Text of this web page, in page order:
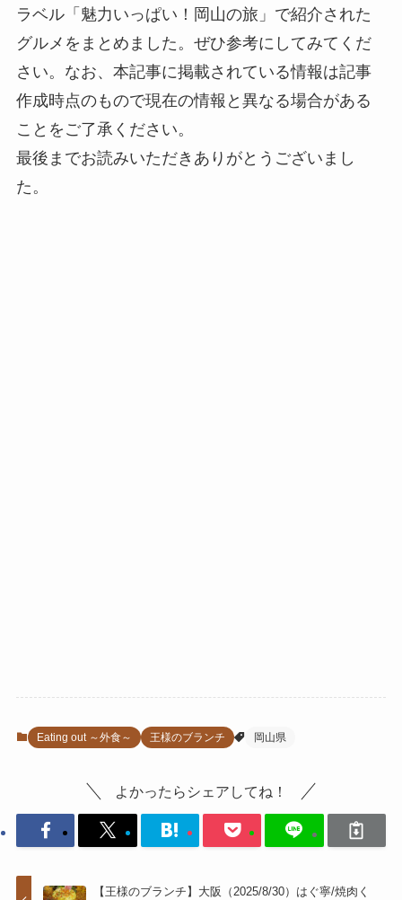
ラベル「魅力いっぱい！岡山の旅」で紹介された
グルメをまとめました。ぜひ参考にしてみてくだ
さい。なお、本記事に掲載されている情報は記事
作成時点のもので現在の情報と異なる場合がある
ことをご了承ください。
最後までお読みいただきありがとうございまし
た。
Eating out ～外食～ 王様のブランチ 岡山県
よかったらシェアしてね！
【王様のブランチ】大阪（2025/8/30）はぐ寧/焼肉く